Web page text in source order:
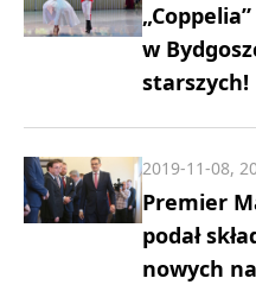
w
starszych!
Premier
podał
nowych
2019-11-08,